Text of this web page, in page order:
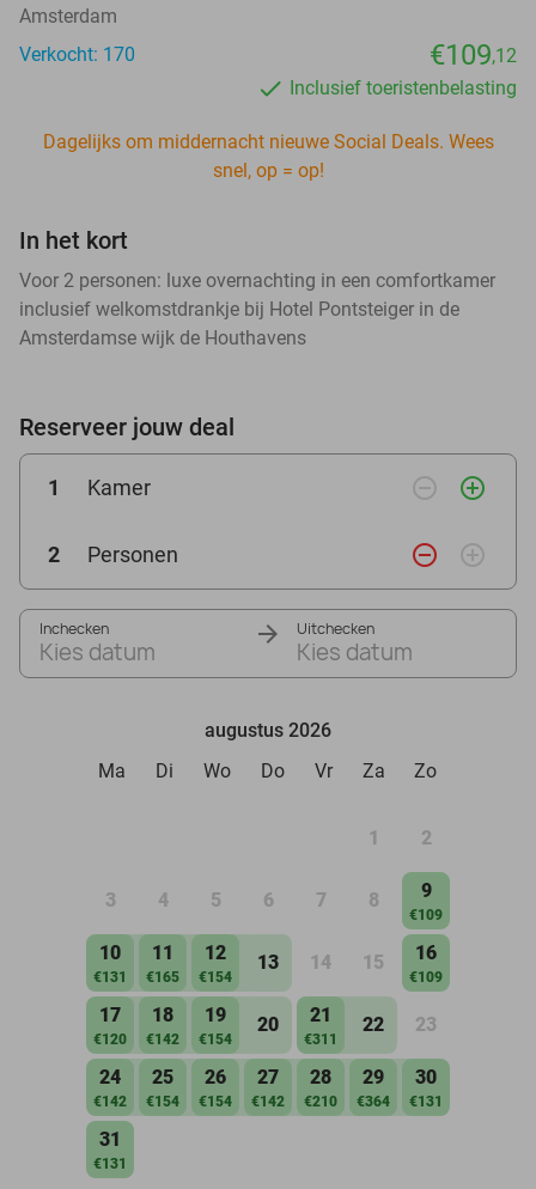
Amsterdam
Verkocht: 170
€109,12
Inclusief toeristenbelasting
Dagelijks om middernacht nieuwe Social Deals. Wees
snel, op = op!
In het kort
Voor 2 personen: luxe overnachting in een comfortkamer
inclusief welkomstdrankje bij Hotel Pontsteiger in de
Amsterdamse wijk de Houthavens
Reserveer jouw deal
1 Kamer remove_circle_outline add_circle_outline
2 Personen remove_circle_outline add_circle_outline
Inchecken
Kies datum
Uitchecken
Kies datum
augustus 2026
Ma
Di Wo Do Vr Za Zo
1 2
3 4 5 6 7 8 9
€109
10
€131
11
€165
12
€154
13 14 15 16
€109
17
€120
18
€142
19
€154
20 21
€311
22 23
24
€142
25
€154
26
€154
27
€142
28
€210
29
€364
30
€131
31
€131